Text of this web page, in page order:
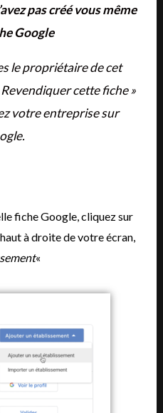
pas créé vous même
Google
le propriétaire de cet
cette fiche »
votre entreprise sur
fiche Google, cliquez sur
haut à droite de votre écran,
«